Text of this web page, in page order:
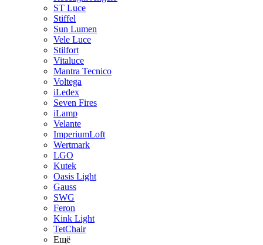
ST Luce
Stiffel
Sun Lumen
Vele Luce
Stilfort
Vitaluce
Mantra Tecnico
Voltega
iLedex
Seven Fires
iLamp
Velante
ImperiumLoft
Wertmark
LGO
Kutek
Oasis Light
Gauss
SWG
Feron
Kink Light
TetСhair
Ещё